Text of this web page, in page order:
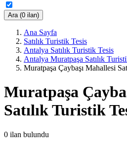
Ara (0 ilan)
Ana Sayfa
Satılık Turistik Tesis
Antalya Satılık Turistik Tesis
Antalya Muratpaşa Satılık
Muratpaşa Çaybaşı Mahallesi
Muratpaşa
Satılık Turistik
0 ilan bulundu